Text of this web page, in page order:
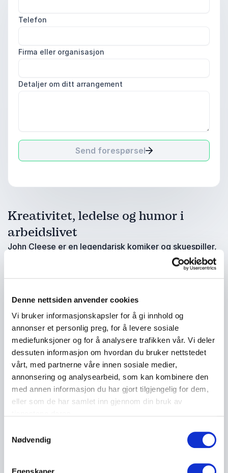
Denne nettsiden anvender cookies
Vi bruker informasjonskapsler for å gi innhold og
annonser et personlig preg, for å levere sosiale
mediefunksjoner og for å analysere trafikken vår. Vi deler
dessuten informasjon om hvordan du bruker nettstedet
vårt, med partnerne våre innen sosiale medier,
annonsering og analysearbeid, som kan kombinere den
med annen informasjon du har gjort tilgjengelig for dem,
eller som de har samlet inn gjennom din bruk av
Nødvendig
Egenskaper
Telefon
Firma eller organisasjon
Detaljer om ditt arrangement
Send forespørsel
Kreativitet, ledelse og humor i
arbeidslivet
John Cleese er en legendarisk komiker og skuespiller,
. I sine
foredrag deler han innsikt om hvordan humor og
teamarbeid.
skuespillerne i verden, kjent for sin rolle i Monty
Python og andre klassiske produksjoner som
TowersogA Fish Called Wanda. Med sin unike evne til
å kombinere humor og dyp innsikt i menneskelig
atferd, er Cleese en ettertraktet foredragsholder som
gir verdifulle perspektiver på kreativitet, ledelse og
kommunikasjon i arbeidslivet.
utfordringer og forbedre samarbeidet i team. Han tar
humoristiske eksempler for å vise hvordan ledere kan